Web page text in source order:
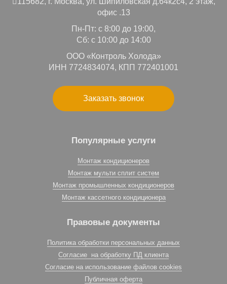
офис .13
Пн-Пт: с 8:00 до 19:00,
Сб: с 10:00 до 14:00
ООО «Контроль Холода»
ИНН 7724834074, КПП 772401001
Заказать звонок
Популярные услуги
Монтаж кондиционеров
Монтаж мульти сплит систем
Монтаж промышленных кондиционеров
Монтаж кассетного кондиционера
Правовые документы
Политика обработки персональных данных
Согласие на обработку ПД клиента
Согласие на использование файлов cookies
Публичная оферта